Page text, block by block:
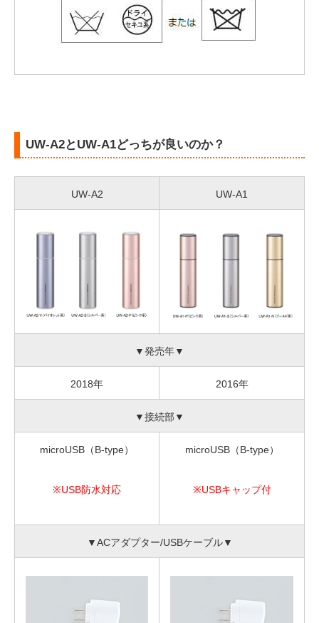
UW-A2とUW-A1どっちが良いのか？
UW-A2 UW-A1
▼発売年▼
2018年 2016年
▼接続部▼
microUSB（B-type）
※USB防水対応
microUSB（B-type）
※USBキャップ付
▼ACアダプター/USBケーブル▼